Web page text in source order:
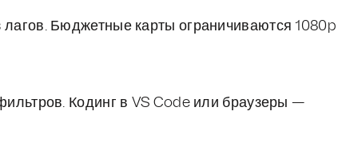
Бюджетные карты ограничиваются 1080p
Кодинг в VS Code или браузеры —